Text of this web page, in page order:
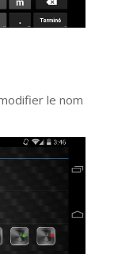
le nom